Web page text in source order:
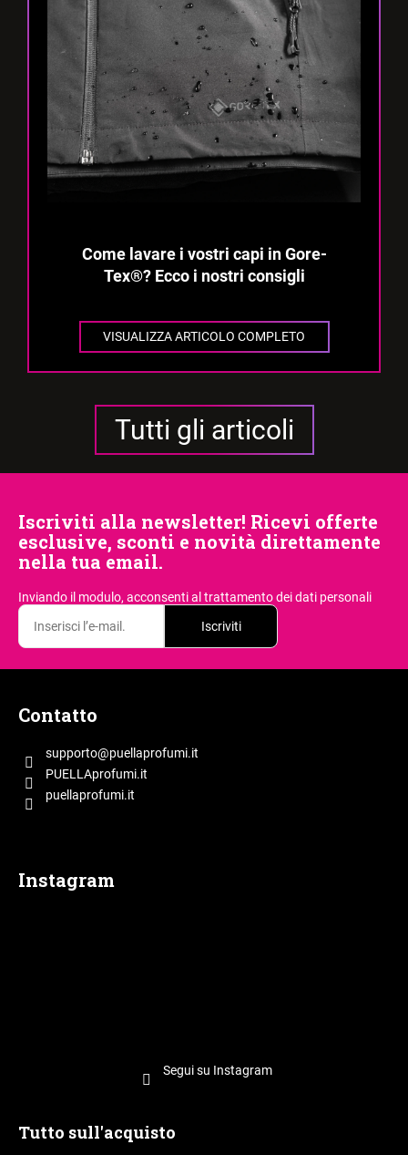
Come lavare i vostri capi in Gore-
Tex®? Ecco i nostri consigli
VISUALIZZA ARTICOLO COMPLETO
Tutti gli articoli
Iscriviti alla newsletter! Ricevi offerte
esclusive, sconti e novità direttamente
nella tua email.
Inviando il modulo, acconsential trattamento dei dati personali
Iscriviti
Contatto
supporto@puellaprofumi.it
PUELLAprofumi.it
puellaprofumi.it
Instagram
Segui su Instagram
Tutto sull'acquisto